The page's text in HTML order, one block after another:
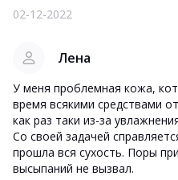
02-12-2022
Лена
У меня проблемная кожа,
время всякими средствами
как раз таки из-за
Со своей задачей
прошла вся сухость. Поры
высыпаний не вызвал.